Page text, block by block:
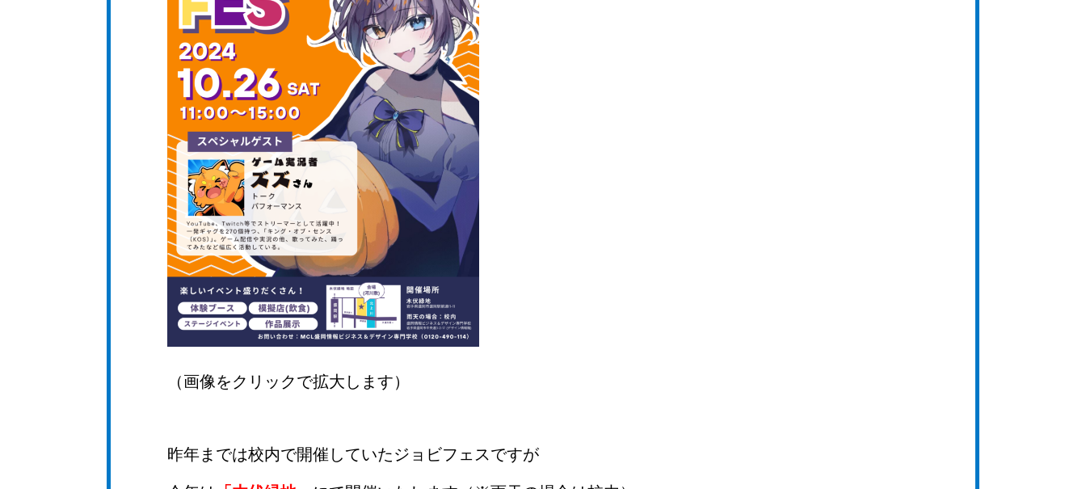
（画像をクリックで拡大します）
昨年までは校内で開催していたジョビフェスですが